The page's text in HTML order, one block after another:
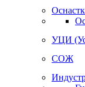
УЦИ
СОЖ